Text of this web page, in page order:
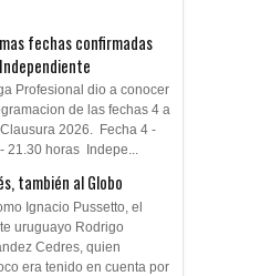
fechas confirmadas
Profesional dio a conocer
de las fechas 4 a
2026. Fecha 4 -
21.30 horas Indepe...
también al Globo
Ignacio Pussetto, el
uruguayo Rodrigo
Cedres, quien
era tenido en cuenta por